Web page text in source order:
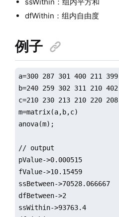
dfWithin：组内自由度
例子
a=300 287 301 400 211
b=240 259 302 311 210
c=210 230 213 210 220
m=matrix(a,b,c)
anova(m);
// output
pValue->0.000515
fValue->10.15459
ssBetween->70528.066667
dfBetween->2
ssWithin->93763.4